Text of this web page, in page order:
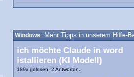
Windows: Mehr Tipps in unserem Hilfe-
ich möchte Claude in word
istallieren (KI Modell)
189x gelesen, 2 Antworten.